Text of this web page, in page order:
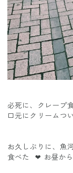
必死に、クレープ
口元にクリームつ
お久しぶりに、魚
食べた ❤︎ お昼か